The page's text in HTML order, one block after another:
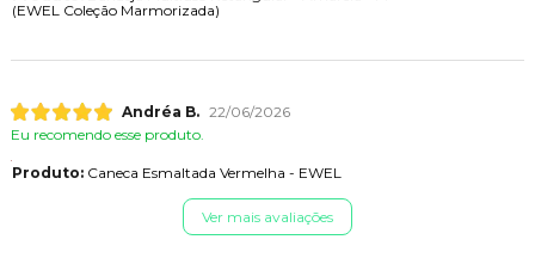
(EWEL Coleção Marmorizada)
Andréa B. 22/06/2026
Eu recomendo esse produto.
Produto:Caneca Esmaltada Vermelha - EWEL
Ver mais avaliações